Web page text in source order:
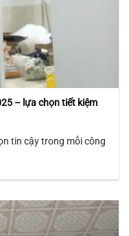
– lựa chọn tiết kiệm
tin cậy trong mỗi công